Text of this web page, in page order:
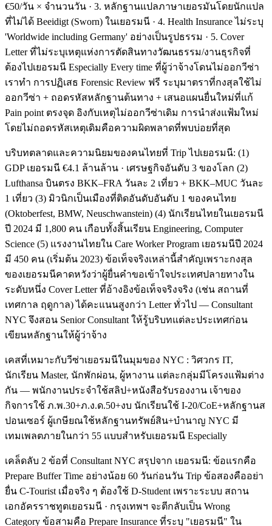
€50/วัน × จำนวนวัน · 3. หลักฐานแปลภาษาเยอรมันโดยนักแปล
ที่ไม่ได้ Beeidigt (Sworn) ในเยอรมนี · 4. Health Insurance ไม่ระบุ
'Worldwide including Germany' อย่างเป็นรูปธรรม · 5. Cover
Letter ที่ไม่ระบุเหตุแห่งการตัดสินทางวัฒนธรรม/งานธุรกิจที่
ต้องไปเยอรมนี Especially Every time ที่ผู้ว่าจ้างโดนไม่ออกวีซ่า
เราทำ การปฏิเสธ Forensic Review ฟรี ระบุมาตราที่กงสุลใช้ไม่
ออกวีซ่า + ถอดรหัสหลักฐานต้นทาง + เสนอแผนยื่นใหม่ที่แก้
Pain point ตรงจุด อิงกับเหตุไม่ออกวีซ่าเดิม การนำส่งแฟ้มใหม่
โดยไม่ถอดรหัสเหตุเดิมคือความผิดพลาดที่พบบ่อยที่สุด
บริบทตลาดและความนิยมของคนไทยที่ Trip ไปเยอรมนี: (1)
GDP เยอรมนี €4.1 ล้านล้าน · เศรษฐกิจอันดับ 3 ของโลก (2)
Lufthansa บินตรง BKK–FRA วันละ 2 เที่ยว + BKK–MUC วันละ
1 เที่ยว (3) มิวนิกเป็นเมืองที่ติดอันดับอันดับ 1 ของคนไทย
(Oktoberfest, BMW, Neuschwanstein) (4) นักเรียนไทยในเยอรมนี
ปี 2024 มี 1,800 คน เกือบทั้งสิ้นเรียน Engineering, Computer
Science (5) แรงงานไทยใน Care Worker Program เยอรมนีปี 2024
มี 450 คน (เริ่มต้น 2023) ข้อเท็จจริงเหล่านี้สำคัญเพราะกงสุล
ของเยอรมนีคาดหวังว่าผู้ยื่นคำขอเข้าใจประเทศปลายทางใน
ระดับหนึ่ง Cover Letter ที่อ้างอิงข้อเท็จจริงจริง (เช่น สถานที่
เทศกาล ฤดูกาล) ได้คะแนนสูงกว่า Letter ทั่วไป — Consultant
NYC จึงสอน Senior Consultant ให้รู้บริบทแต่ละประเทศก่อน
เขียนหลักฐานให้ผู้ว่าจ้าง
เคสที่เหมาะกับวีซ่าเยอรมนีในมุมของ NYC : วิศวกร IT,
นักเรียน Master, นักพักผ่อน, ผู้หางาน แต่ละกลุ่มมีโครงแฟ้มต่าง
กัน — พนักงานประจำใช้สลิป+หนังสือรับรองงาน เจ้าของ
กิจการใช้ ภ.พ.30+ภ.ง.ด.50+งบ นักเรียนใช้ I-20/CoE+หลักฐานส
ปอนเซอร์ ผู้เกษียณใช้หลักฐานทรัพย์สิน+บำนาญ NYC มี
เทมเพลตภายในกว่า 55 แบบสำหรับเยอรมนี Especially
เคล็ดลับ 2 ข้อที่ Consultant NYC สรุปจาก เยอรมนี: ข้อแรกคือ
Prepare Buffer Time อย่างน้อย 60 วันก่อนวัน Trip ข้อสองคืออย่า
ยื่น C-Tourist เมื่อจริง ๆ ต้องใช้ D-Student เพราะระบบ สถาน
เอกอัครราชทูตเยอรมนี · กรุงเทพฯ จะตีกลับเป็น Wrong
Category ข้อสามคือ Prepare Insurance ที่ระบุ "เยอรมนี" ใน